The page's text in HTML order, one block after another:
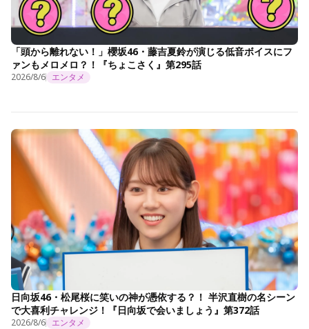
「頭から離れない！」櫻坂46・藤吉夏鈴が演じる低音ボイスにフ
ァンもメロメロ？！『ちょこさく』第295話
2026/8/6 エンタメ
日向坂46・松尾桜に笑いの神が憑依する？！ 半沢直樹の名シーン
で大喜利チャレンジ！『日向坂で会いましょう』第372話
2026/8/6 エンタメ